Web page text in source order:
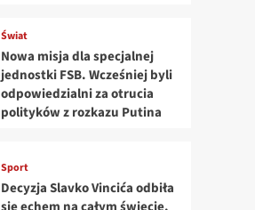
Świat
Nowa misja dla specjalnej
jednostki FSB. Wcześniej byli
odpowiedzialni za otrucia
polityków z rozkazu Putina
Sport
Decyzja Slavko Vincića odbiła